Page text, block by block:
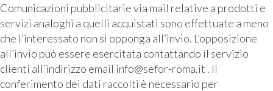
Comunicazioni pubblicitarie via mail relative a prodotti e
servizi analoghi a quelli acquistati sono effettuate a meno
che l’interessato non si opponga all’invio. L’opposizione
all’invio può essere esercitata contattando il servizio
clienti all’indirizzo email info@sefor-roma.it . Il
conferimento dei dati raccolti è necessario per